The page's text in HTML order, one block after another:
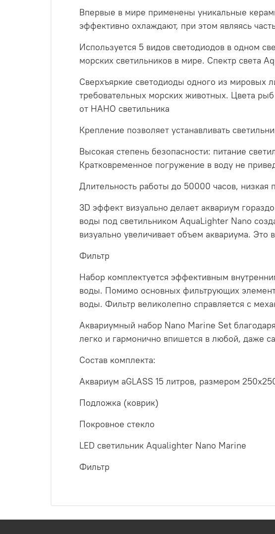
Впервые в мире применены уникальные
эффективно охлаждают, при этом являясь
Используется 5 видов светодиодов в одном
морских светильников в мире. Спектр света
Сверхъяркие светодиоды одного из мировых
требовательных морских животных. Цвета
от НАНО светильника
Крепление позволяет устанавливать
Высокая степень безопасности: питание
Кратковременное погружение в воду не
Длительность работы до 50000 часов, низкая
3D эффект визуально делает аквариум
воды под светильником AquaLighter Nano
визуально увеличивает объем аквариума. Это
Фильтр
Набор комплектуется эффективным
воды. Помимо основных фильтрующих
воды. Фильтр великолепно справляется с
Аквариумный набор Nano Marine Set
легко и гармонично впишется в любой, даже
Состав комплекта:
Аквариум aGLASS 15 литров, размером
Подложка (коврик)
Покровное стекло
LED светильник Aqualighter Nano Marine
Фильтр